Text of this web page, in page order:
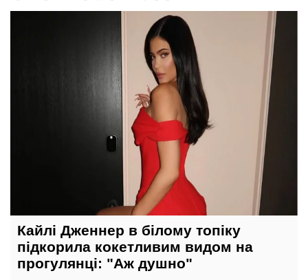
Кайлі Дженнер в білому топіку
підкорила кокетливим видом на
прогулянці: "Аж душно"